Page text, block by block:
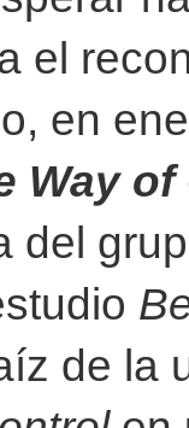
el
en
Way
del
de la